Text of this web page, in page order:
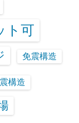
ト可
免震構造
構造